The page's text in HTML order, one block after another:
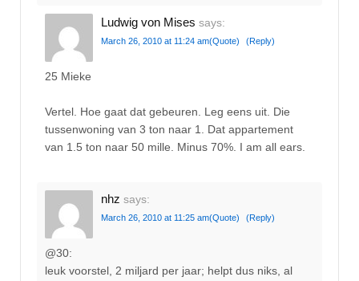
Ludwig von Mises says:
March 26, 2010 at 11:24 am(Quote) (Reply)
25 Mieke
Vertel. Hoe gaat dat gebeuren. Leg eens uit. Die
tussenwoning van 3 ton naar 1. Dat appartement
van 1.5 ton naar 50 mille. Minus 70%. I am all ears.
nhz says:
March 26, 2010 at 11:25 am(Quote) (Reply)
@30:
leuk voorstel, 2 miljard per jaar; helpt dus niks, al